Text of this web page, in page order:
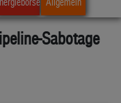
Sabotage